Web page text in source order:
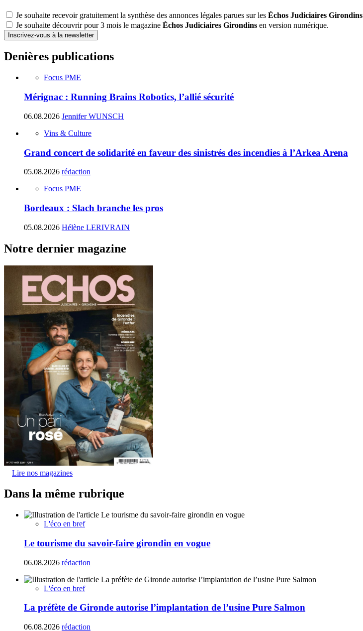
Je souhaite recevoir gratuitement la synthèse des annonces légales parues sur les Échos Judiciaires Girondins
Je souhaite découvrir pour 3 mois le magazine Échos Judiciaires Girondins en version numérique.
Inscrivez-vous à la newsletter
Denières publications
Focus PME
Mérignac : Running Brains Robotics, l’allié sécurité
06.08.2026 Jennifer WUNSCH
Vins & Culture
Grand concert de solidarité en faveur des sinistrés des incendies à l’Arkea Arena
05.08.2026 rédaction
Focus PME
Bordeaux : Slach branche les pros
05.08.2026 Hélène LERIVRAIN
Notre dernier magazine
Lire nos magazines
Dans la même rubrique
L'éco en bref
Le tourisme du savoir-faire girondin en vogue
06.08.2026 rédaction
L'éco en bref
La préfète de Gironde autorise l’implantation de l’usine Pure Salmon
06.08.2026 rédaction